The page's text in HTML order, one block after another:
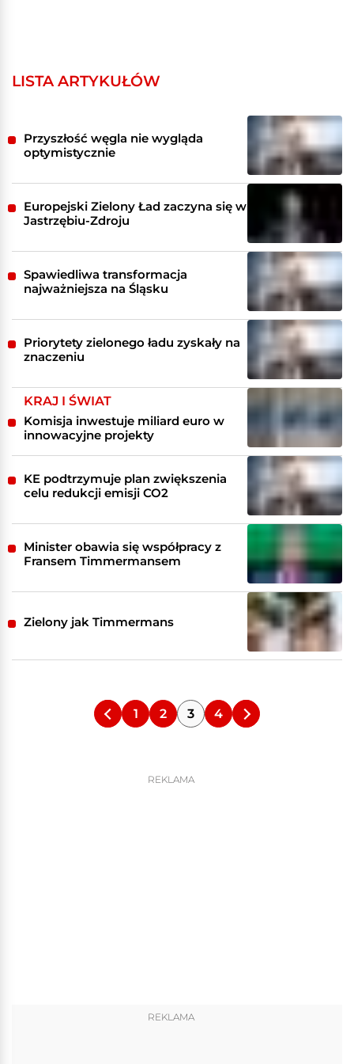
LISTA ARTYKUŁÓW
Przyszłość węgla nie wygląda
optymistycznie
Europejski Zielony Ład zaczyna się w
Jastrzębiu-Zdroju
Spawiedliwa transformacja
najważniejsza na Śląsku
Priorytety zielonego ładu zyskały na
znaczeniu
KRAJ I ŚWIAT
Komisja inwestuje miliard euro w
innowacyjne projekty
KE podtrzymuje plan zwiększenia
celu redukcji emisji CO2
Minister obawia się współpracy z
Fransem Timmermansem
Zielony jak Timmermans
1 2 3 4
REKLAMA
REKLAMA